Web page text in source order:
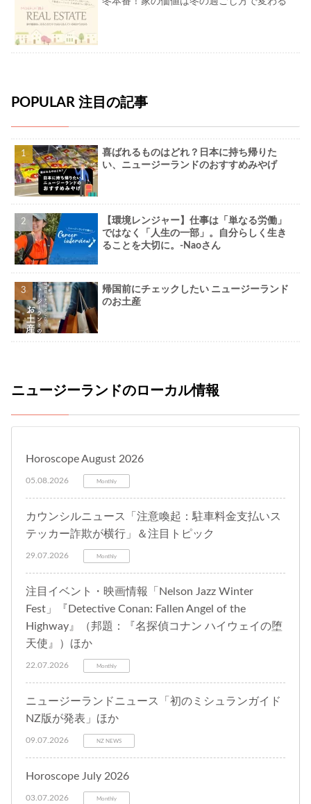
POPULAR 注目の記事
喜ばれるものはどれ？日本に持ち帰りた
い、ニュージーランドのおすすめみやげ
【環境レンジャー】仕事は「単なる労働」
ではなく「人生の一部」。自分らしく生き
ることを大切に。-Naoさん
帰国前にチェックしたい ニュージーランド
のお土産
ニュージーランドのローカル情報
Horoscope August 2026
05.08.2026 Monthly
カウンシルニュース「注意喚起：駐車料金支払いス
テッカー詐欺が横行」＆注目トピック
29.07.2026 Monthly
注目イベント・映画情報「Nelson Jazz Winter
Fest」『Detective Conan: Fallen Angel of the
Highway』（邦題：『名探偵コナン ハイウェイの堕
天使』）ほか
22.07.2026 Monthly
ニュージーランドニュース「初のミシュランガイド
NZ版が発表」ほか
09.07.2026 NZ NEWS
Horoscope July 2026
03.07.2026 Monthly